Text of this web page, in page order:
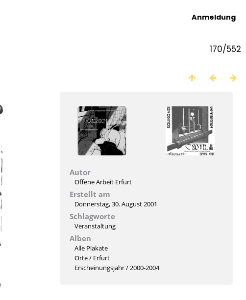
Anmeldung
170/552
Autor
Offene Arbeit Erfurt
Erstellt am
Donnerstag, 30. August 2001
Schlagworte
Veranstaltung
Alben
Alle Plakate
Orte/ Erfurt
Erscheinungsjahr/2000-2004